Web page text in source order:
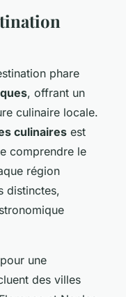
phare
, offrant un
culinaire locale.
culinaires est
comprendre le
région
distinctes,
pour une
des villes